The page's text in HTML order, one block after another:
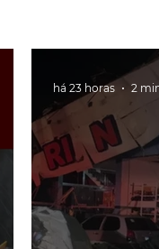
há 23 horas 2